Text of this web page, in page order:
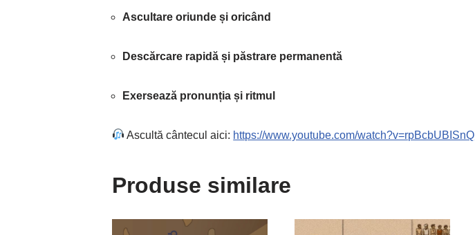
Ascultare oriunde și oricând
Descărcare rapidă și păstrare permanentă
Exersează pronunția și ritmul
Ascultă cântecul aici: https://www.youtube.com/watch?v=rpBcbUBISnQ
Produse similare